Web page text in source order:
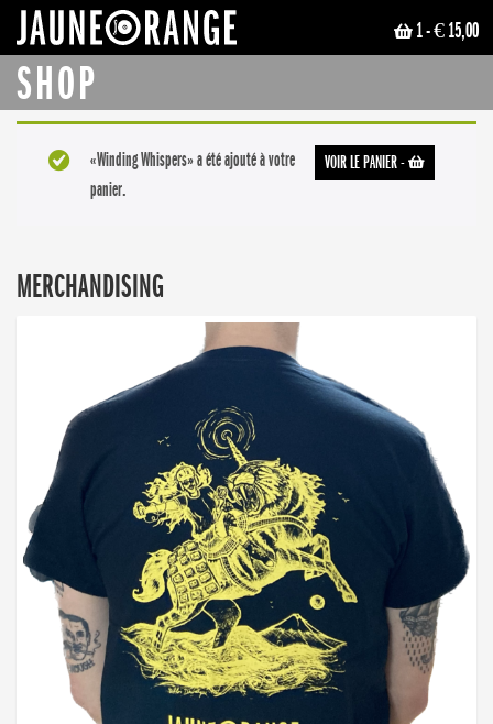
1- € 15,00
SHOP
VOIR LE PANIER-
«Winding Whispers» a été ajouté à votre
panier.
MERCHANDISING